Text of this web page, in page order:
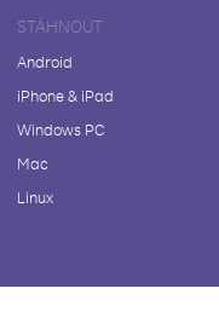
STÁHNOUT
Android
iPhone & iPad
Windows PC
Mac
Linux